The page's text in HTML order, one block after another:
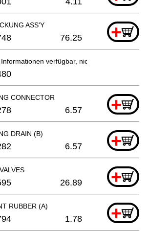
ASS'Y +
76.25
verfügbar, nicht bestellbar
CONNECTOR +
6.57
DRAIN (B) +
6.57
+
26.89
RUBBER (A) +
1.78